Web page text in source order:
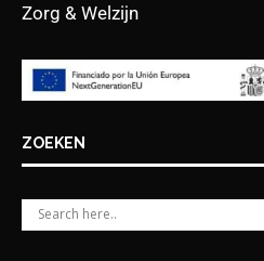
Zorg & Welzijn
ZOEKEN